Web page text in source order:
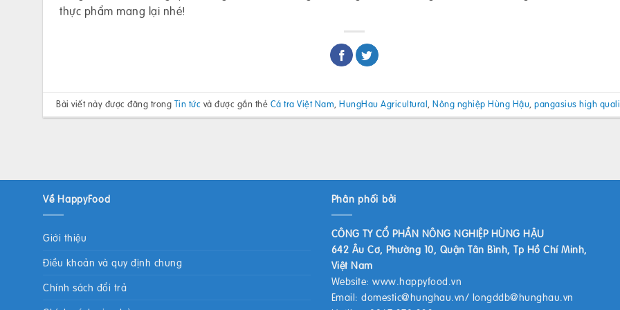
thực phẩm mang lại nhé!
Bài viết này được đăng trong Tin tức và được gắn thẻ Cá tra Việt Nam,HungHau Agricultural,Nông nghiệp Hùng Hậu,pangasius high
Về HappyFood
Giới thiệu
Điều khoản và quy định chung
Chính sách đổi trả
Phân phối bởi
CÔNG TY CỔ PHẦN NÔNG NGHIỆP HÙNG HẬU
642 Âu Cơ, Phường 10, Quận Tân Bình, Tp Hồ Chí Minh,
Việt Nam
Website:www.happyfood.vn
Email:domestic@hunghau.vn/ longddb@hunghau.vn